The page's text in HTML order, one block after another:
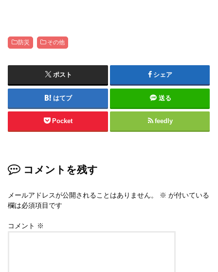
防災 その他
ポスト シェア
はてブ 送る
Pocket feedly
コメントを残す
メールアドレスが公開されることはありません。 ※ が付いている
欄は必須項目です
コメント ※